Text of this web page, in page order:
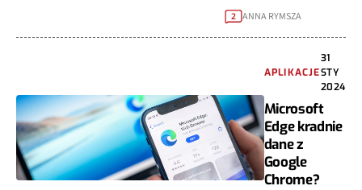
2 ANNA RYMSZA
APLIKACJE
31
STY
2024
Microsoft
Edge kradnie
dane z
Google
Chrome?